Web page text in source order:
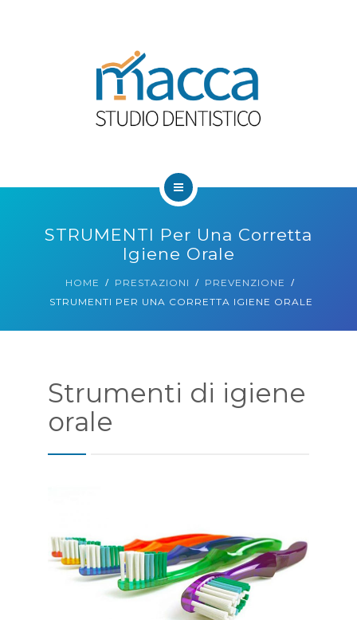
PRESTAZIONI
ORARI
STRUMENTI Per Una Corretta
Igiene Orale
HOME PRESTAZIONI
PREVENZIONE
STRUMENTI PER UNA CORRETTA IGIENE ORALE
Strumenti di igiene
orale